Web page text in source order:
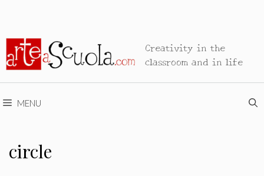
Creativity in the
classroom and in life
MENU
circle